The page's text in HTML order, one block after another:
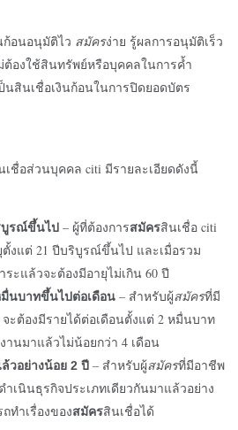
ก้อนอนุมัติไว สมัครง่าย รู้ผลการอนุมัติเร็ว
ต้องใช้สินทรัพย์หรือบุคคลในการค้ำ
นสินเชื่อเงินก้อนในการปิดยอดบัตร
เชื่อส่วนบุคคล citi มีรายละเอียดดังนี้
บูรณ์ขึ้นไป – ผู้ที่ต้องการสมัครสินเชื่อ citi
ตั้งแต่ 21 ปีบริบูรณ์ขึ้นไป และเมื่อรวม
ระแล้วจะต้องมีอายุไม่เกิน 60 ปี
นบาทขึ้นไปต่อเดือน – สำหรับผู้สมัครที่มี
ะต้องมีรายได้ต่อเดือนตั้งแต่ 2 หมื่นบาท
นมาแล้วไม่น้อยกว่า 4 เดือน
วอย่างน้อย 2 ปี – สำหรับผู้สมัครที่มีอาชีพ
ำเนินธุรกิจประเภทเดียวกันมาแล้วอย่าง
ทำเรื่องของสมัครสินเชื่อได้